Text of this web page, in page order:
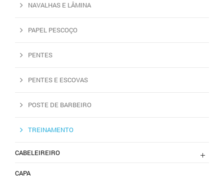
NAVALHAS E LÂMINA
PAPEL PESCOÇO
PENTES
PENTES E ESCOVAS
POSTE DE BARBEIRO
TREINAMENTO
CABELEIREIRO
CAPA